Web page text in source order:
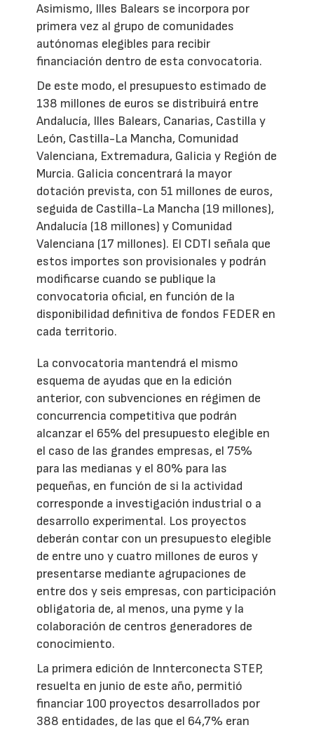
Asimismo, Illes Balears se incorpora por
primera vez al grupo de comunidades
autónomas elegibles para recibir
financiación dentro de esta convocatoria.
De este modo, el presupuesto estimado de
138 millones de euros se distribuirá entre
Andalucía, Illes Balears, Canarias, Castilla y
León, Castilla-La Mancha, Comunidad
Valenciana, Extremadura, Galicia y Región de
Murcia. Galicia concentrará la mayor
dotación prevista, con 51 millones de euros,
seguida de Castilla-La Mancha (19 millones),
Andalucía (18 millones) y Comunidad
Valenciana (17 millones). El CDTI señala que
estos importes son provisionales y podrán
modificarse cuando se publique la
convocatoria oficial, en función de la
disponibilidad definitiva de fondos FEDER en
cada territorio.
La convocatoria mantendrá el mismo
esquema de ayudas que en la edición
anterior, con subvenciones en régimen de
concurrencia competitiva que podrán
alcanzar el 65% del presupuesto elegible en
el caso de las grandes empresas, el 75%
para las medianas y el 80% para las
pequeñas, en función de si la actividad
corresponde a investigación industrial o a
desarrollo experimental. Los proyectos
deberán contar con un presupuesto elegible
de entre uno y cuatro millones de euros y
presentarse mediante agrupaciones de
entre dos y seis empresas, con participación
obligatoria de, al menos, una pyme y la
colaboración de centros generadores de
conocimiento.
La primera edición de Innterconecta STEP,
resuelta en junio de este año, permitió
financiar 100 proyectos desarrollados por
388 entidades, de las que el 64,7% eran